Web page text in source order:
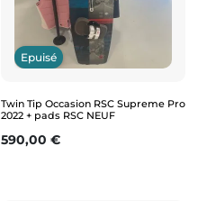
Epuisé
Twin Tip Occasion RSC Supreme Pro
2022 + pads RSC NEUF
Prix
590,00 €